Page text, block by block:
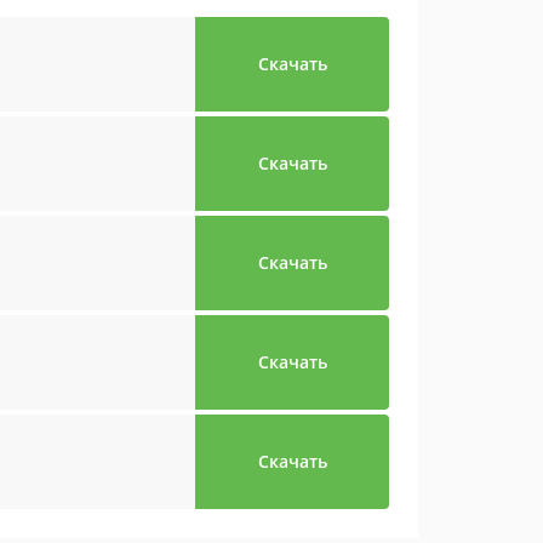
Скачать
Скачать
Скачать
Скачать
Скачать